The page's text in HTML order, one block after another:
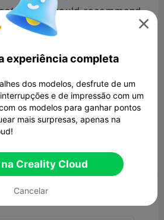
10/10 would recommend.
3 

experiência completa
dos modelos, desfrute de um
e de impressão com um
os modelos para ganhar pontos
mais surpresas, apenas na
Creality Cloud
Cancelar